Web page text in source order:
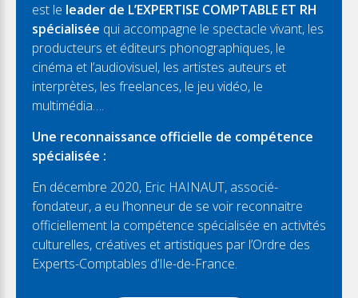
est le leader de L’EXPERTISE COMPTABLE ET RH
spécialisée qui accompagne le spectacle vivant, les
producteurs et éditeurs phonographiques, le
cinéma et l’audiovisuel, les artistes auteurs et
interprètes, les freelances, le jeu vidéo, le
multimédia….
Une reconnaissance officielle de compétence
spécialisée :
En décembre 2020, Eric HAINAUT, associé-
fondateur, a eu l’honneur de se voir reconnaitre
officiellement la compétence spécialisée en activités
culturelles, créatives et artistiques par l’Ordre des
Experts-Comptables d’Ile-de-France.